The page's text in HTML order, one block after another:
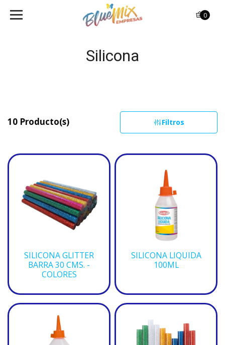
0
Silicona
10 Producto(s) Filtros
SILICONA GLITTER
BARRA 30 CMS. -
COLORES
SILICONA LIQUIDA
100ML